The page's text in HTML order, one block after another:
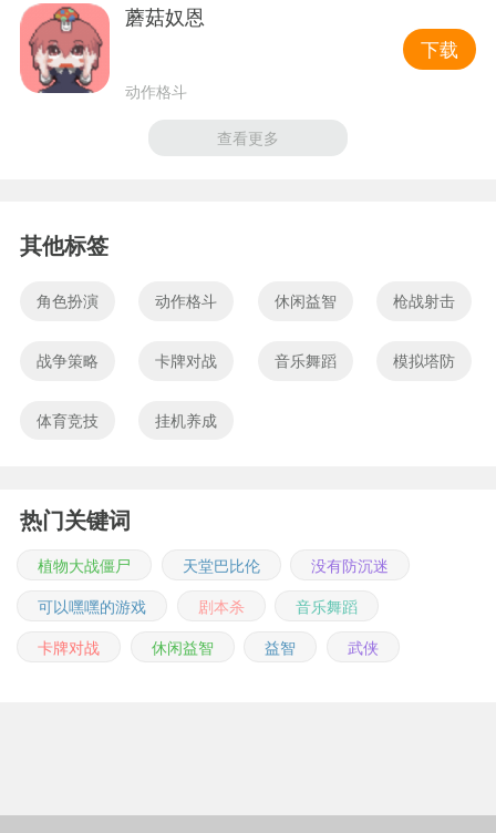
蘑菇奴恩
动作格斗
下载
查看更多
其他标签
角色扮演 动作格斗 休闲益智 枪战射击
战争策略 卡牌对战 音乐舞蹈 模拟塔防
体育竞技 挂机养成
热门关键词
植物大战僵尸 天堂巴比伦
没有防沉迷
可以嘿嘿的游戏
剧本杀
音乐舞蹈
卡牌对战
休闲益智 益智 武侠